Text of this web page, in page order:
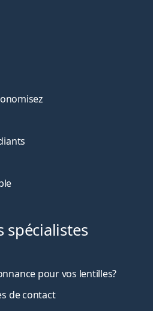
spécialistes
pour vos lentilles?
de contact